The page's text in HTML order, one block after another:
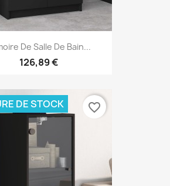
De Salle De Bain...
126,89 €
DE STOCK favorite_border